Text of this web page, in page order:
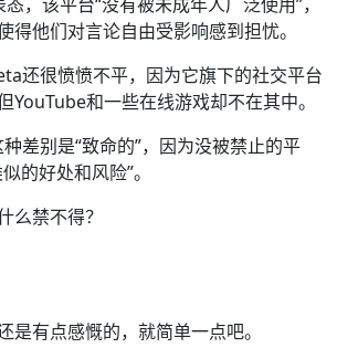
得他们对言论自由受影响感到担忧。
还很愤愤不平，因为它旗下的社交平台
YouTube和一些在线游戏却不在其中。
差别是“致命的”，因为没被禁止的平
的好处和风险”。
么禁不得？
是有点感慨的，就简单一点吧。